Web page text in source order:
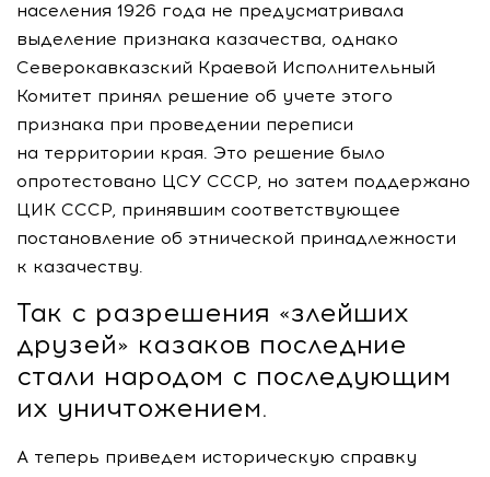
населения 1926 года не предусматривала
выделение признака казачества, однако
Северокавказский Краевой Исполнительный
Комитет принял решение об учете этого
признака при проведении переписи
на территории края. Это решение было
опротестовано ЦСУ СССР, но затем поддержано
ЦИК СССР, принявшим соответствующее
постановление об этнической принадлежности
к казачеству.
Так с разрешения «злейших
друзей» казаков последние
стали народом с последующим
их уничтожением.
А теперь приведем историческую справку